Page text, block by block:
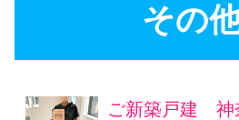
その
ご新築戸建 神